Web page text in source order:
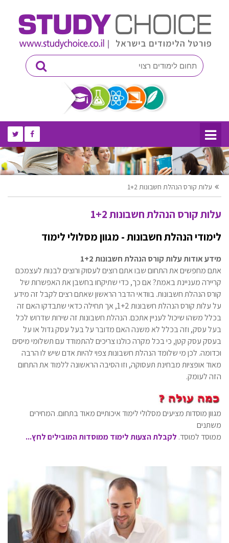
עלות קורס הנהלת חשבונות 1+2
עלות קורס הנהלת חשבונות 1+2
לימודי הנהלת חשבונות - מגוון מסלולי לימוד
מידע אודות עלות קורס הנהלת חשבונות 1+2
אתם מחפשים את התחום שבו אתם רוצים לעסוק ורוצים לבנות לעצמכם
קריירה מעניינת באמת? אם כך, כדי שתיקחו בחשבן את האפשרות של
קורס הנהלת חשבונות. בוודאי הדבר הראשון שאתם רצים לקבל זה מידע
על עלות קורס הנהלת חשבונות 1+2, אך תחילה כדאי שתבדקו האם זה
בכלל משהו שיכול לעניין אתכם. הנהלת חשבונות זה שירות שדרוש לכל
בעל עסק, וזה בכלל לא משנה האם מדובר על בעל עסק גדול או על
בעסק עסק קטן, כי בכל מקרה כולנו צריכים להתמודד עם תשלומי מיסים
וכדומה. לכן מי שלומד הנהלת חשבונות צפוי להיות אדם שיש לו הרבה
מאוד אופציות מבחינת תעסוקה, וזו הסיבה הראשונה ללמוד את התחום
הזה לעומק.
מגוון מוסדות מציעים מסלולי לימוד איכותיים מאוד בתחום. המחירים
משתנים
ממוסד למוסד. לקבלת הצעות לימוד ממוסדות המובילים לחץ...